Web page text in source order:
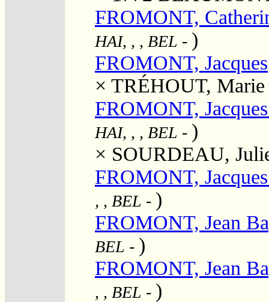
FROMONT,
HAI, , , BEL - )
FROMONT, Jacques
× TRÉHOUT, Marie
FROMONT,
HAI, , , BEL - )
× SOURDEAU,
FROMONT,
, , BEL - )
FROMONT, Jean
BEL - )
FROMONT, Jean
, , BEL - )